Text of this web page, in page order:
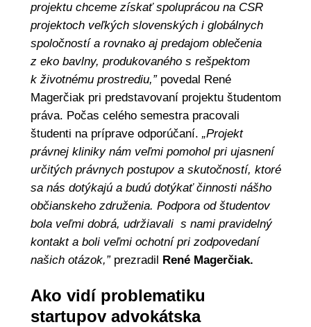
projektu chceme získať spoluprácou na CSR
projektoch veľkých slovenských i globálnych
spoločností a rovnako aj predajom oblečenia
z eko bavlny, produkovaného s rešpektom
k životnému prostrediu,”povedal René
Magerčiak pri predstavovaní projektu študentom
práva. Počas celého semestra pracovali
študenti na príprave odporúčaní. „Projekt
právnej kliniky nám veľmi pomohol pri ujasnení
určitých právnych postupov a skutočností, ktoré
sa nás dotýkajú a budú dotýkať činnosti nášho
občianskeho združenia. Podpora od študentov
bola veľmi dobrá, udržiavali s nami pravidelný
kontakt a boli veľmi ochotní pri zodpovedaní
našich otázok,”prezradil René Magerčiak.
Ako vidí problematiku
startupov advokátska